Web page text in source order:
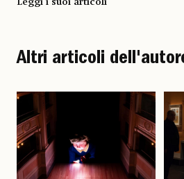
Leggi i suoi articoli
Altri articoli